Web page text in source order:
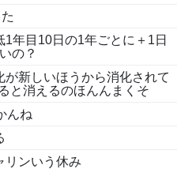
年目10日の1年ごとに＋1日
の？
が新しいほうから消化されて
と消えるのほんんまくそ
んね
リンいう休み